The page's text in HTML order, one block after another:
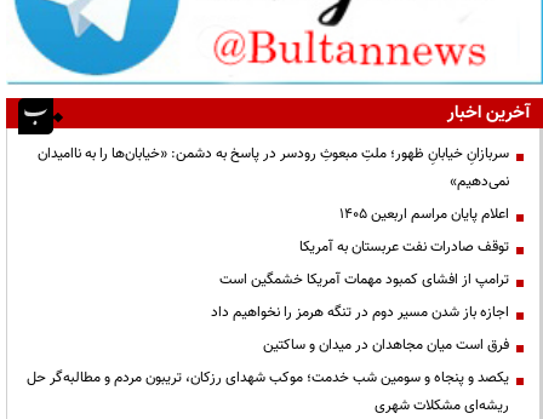
آخرین اخبار
سربازانِ خیابانِ ظهور؛ ملتِ مبعوثِ رودسر در پاسخ به دشمن: «خیابان‌ها را به ناامیدان
نمی‌دهیم»
اعلام پایان مراسم اربعین ۱۴۰۵
توقف صادرات نفت عربستان به آمریکا
ترامپ از افشای کمبود مهمات آمریکا خشمگین است
اجازه باز شدن مسیر دوم در تنگه هرمز را نخواهیم داد
فرق است میان مجاهدان در میدان و ساکتین
یکصد و پنجاه و سومین شب خدمت؛ موکب شهدای رزکان، تریبون مردم و مطالبه‌گر حل
ریشه‌ای مشکلات شهری